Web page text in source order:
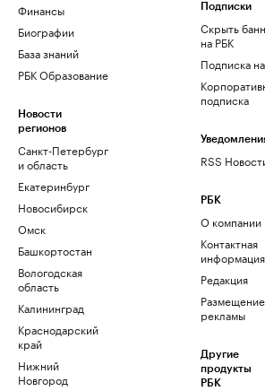
Финансы
Биографии
База знаний
РБК Образование
Новости
регионов
Санкт-Петербург
и область
Екатеринбург
Новосибирск
Омск
Башкортостан
Вологодская
область
Калининград
Краснодарский
край
Нижний
Новгород
Подписки
Скрыть
на РБК
Подписка
подписка
RSS
РБК
О компании
Контактная
информация
Редакция
Размещение
рекламы
Другие
продукты
РБК